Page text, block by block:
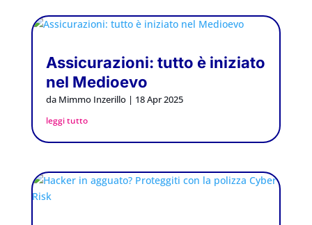
Assicurazioni: tutto è iniziato
nel Medioevo
da Mimmo Inzerillo| 18 Apr 2025
leggi tutto